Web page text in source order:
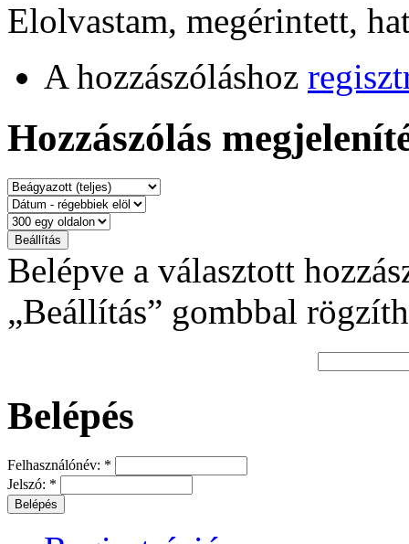
Elolvastam, megérintett,
A hozzászóláshoz
Hozzászólás
Belépve a választott
„Beállítás” gombbal
Belépés
Felhasználónév: *
Jelszó: *